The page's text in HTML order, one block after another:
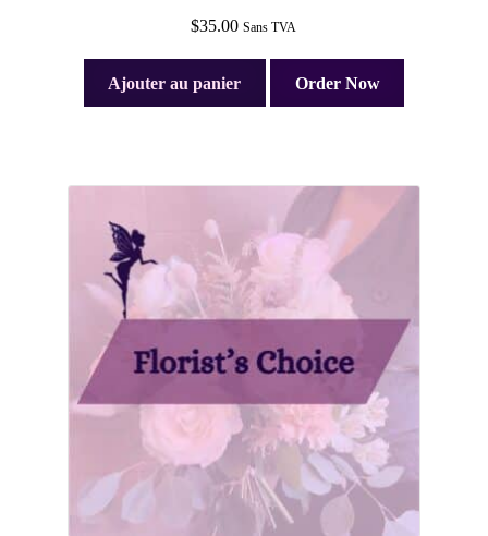
$35.00 Sans TVA
Ajouter au panier Order Now